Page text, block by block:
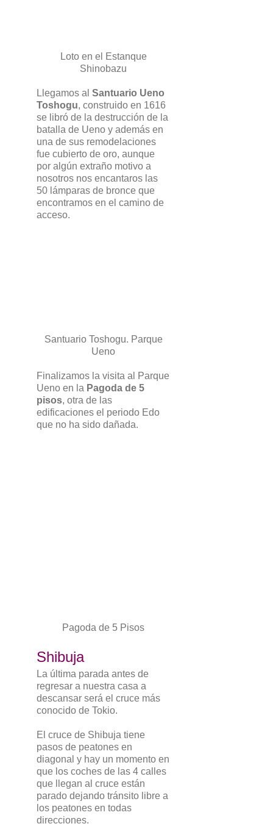
Loto en el Estanque
Shinobazu
Llegamos al Santuario Ueno
Toshogu, construido en 1616
se libró de la destrucción de la
batalla de Ueno y además en
una de sus remodelaciones
fue cubierto de oro, aunque
por algún extraño motivo a
nosotros nos encantaros las
50 lámparas de bronce que
encontramos en el camino de
acceso.
Santuario Toshogu. Parque
Ueno
Finalizamos la visita al Parque
Ueno en la Pagoda de 5
pisos, otra de las
edificaciones el periodo Edo
que no ha sido dañada.
Pagoda de 5 Pisos
Shibuja
La última parada antes de
regresar a nuestra casa a
descansar será el cruce más
conocido de Tokio.
El cruce de Shibuja tiene
pasos de peatones en
diagonal y hay un momento en
que los coches de las 4 calles
que llegan al cruce están
parado dejando tránsito libre a
los peatones en todas
direcciones.